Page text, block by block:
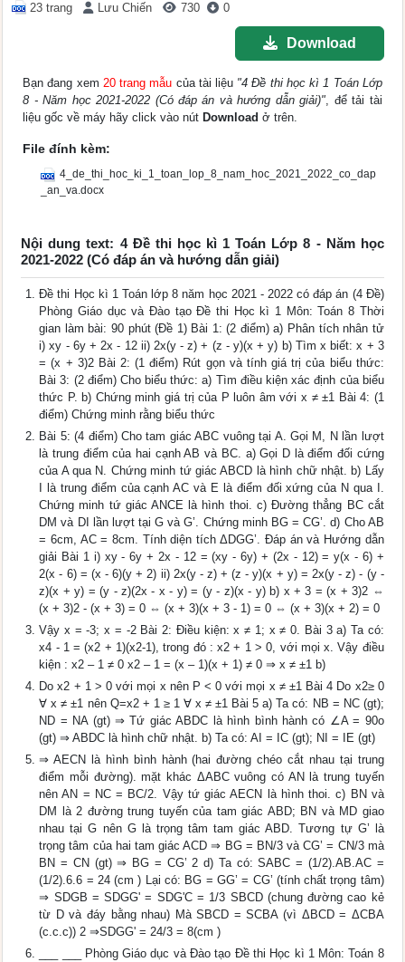
23 trang Lưu Chiến 730 0
Download
Bạn đang xem 20 trang mẫu của tài liệu "4 Đề thi học kì 1 Toán Lớp
8 - Năm học 2021-2022 (Có đáp án và hướng dẫn giải)", để tải tài
liệu gốc về máy hãy click vào nút Download ở trên.
File đính kèm:
4_de_thi_hoc_ki_1_toan_lop_8_nam_hoc_2021_2022_co_dap
_an_va.docx
Nội dung text: 4 Đề thi học kì 1 Toán Lớp 8 - Năm học
2021-2022 (Có đáp án và hướng dẫn giải)
Đề thi Học kì 1 Toán lớp 8 năm học 2021 - 2022 có đáp án (4 Đề)
Phòng Giáo dục và Đào tạo Đề thi Học kì 1 Môn: Toán 8 Thời
gian làm bài: 90 phút (Đề 1) Bài 1: (2 điểm) a) Phân tích nhân tử
i) xy - 6y + 2x - 12 ii) 2x(y - z) + (z - y)(x + y) b) Tìm x biết: x + 3
= (x + 3)2 Bài 2: (1 điểm) Rút gọn và tính giá trị của biểu thức:
Bài 3: (2 điểm) Cho biểu thức: a) Tìm điều kiện xác định của biểu
thức P. b) Chứng minh giá trị của P luôn âm với x ≠ ±1 Bài 4: (1
điểm) Chứng minh rằng biểu thức
Bài 5: (4 điểm) Cho tam giác ABC vuông tại A. Gọi M, N lần lượt
là trung điểm của hai cạnh AB và BC. a) Gọi D là điểm đối cứng
của A qua N. Chứng minh tứ giác ABCD là hình chữ nhật. b) Lấy
I là trung điểm của cạnh AC và E là điểm đối xứng của N qua I.
Chứng minh tứ giác ANCE là hình thoi. c) Đường thẳng BC cắt
DM và DI lần lượt tại G và G’. Chứng minh BG = CG’. d) Cho AB
= 6cm, AC = 8cm. Tính diện tích ΔDGG’. Đáp án và Hướng dẫn
giải Bài 1 i) xy - 6y + 2x - 12 = (xy - 6y) + (2x - 12) = y(x - 6) +
2(x - 6) = (x - 6)(y + 2) ii) 2x(y - z) + (z - y)(x + y) = 2x(y - z) - (y -
z)(x + y) = (y - z)(2x - x - y) = (y - z)(x - y) b) x + 3 = (x + 3)2 ⇔
(x + 3)2 - (x + 3) = 0 ⇔ (x + 3)(x + 3 - 1) = 0 ⇔ (x + 3)(x + 2) = 0
Vậy x = -3; x = -2 Bài 2: Điều kiện: x ≠ 1; x ≠ 0. Bài 3 a) Ta có:
x4 - 1 = (x2 + 1)(x2-1), trong đó : x2 + 1 > 0, với mọi x. Vậy điều
kiện : x2 – 1 ≠ 0 x2 – 1 = (x – 1)(x + 1) ≠ 0 ⇒ x ≠ ±1 b)
Do x2 + 1 > 0 với mọi x nên P < 0 với mọi x ≠ ±1 Bài 4 Do x2≥ 0
∀ x ≠ ±1 nên Q=x2 + 1 ≥ 1 ∀ x ≠ ±1 Bài 5 a) Ta có: NB = NC (gt);
ND = NA (gt) ⇒ Tứ giác ABDC là hình bình hành có ∠A = 90o
(gt) ⇒ ABDC là hình chữ nhật. b) Ta có: AI = IC (gt); NI = IE (gt)
⇒ AECN là hình bình hành (hai đường chéo cắt nhau tại trung
điểm mỗi đường). mặt khác ΔABC vuông có AN là trung tuyến
nên AN = NC = BC/2. Vậy tứ giác AECN là hình thoi. c) BN và
DM là 2 đường trung tuyến của tam giác ABD; BN và MD giao
nhau tại G nên G là trọng tâm tam giác ABD. Tương tự G’ là
trọng tâm của hai tam giác ACD ⇒ BG = BN/3 và CG’ = CN/3 mà
BN = CN (gt) ⇒ BG = CG’ 2 d) Ta có: SABC = (1/2).AB.AC =
(1/2).6.6 = 24 (cm ) Lại có: BG = GG’ = CG’ (tính chất trọng tâm)
⇒ SDGB = SDGG' = SDG'C = 1/3 SBCD (chung đường cao kẻ
từ D và đáy bằng nhau) Mà SBCD = SCBA (vì ΔBCD = ΔCBA
(c.c.c)) 2 ⇒SDGG' = 24/3 = 8(cm )
___ ___ Phòng Giáo dục và Đào tạo Đề thi Học kì 1 Môn: Toán 8